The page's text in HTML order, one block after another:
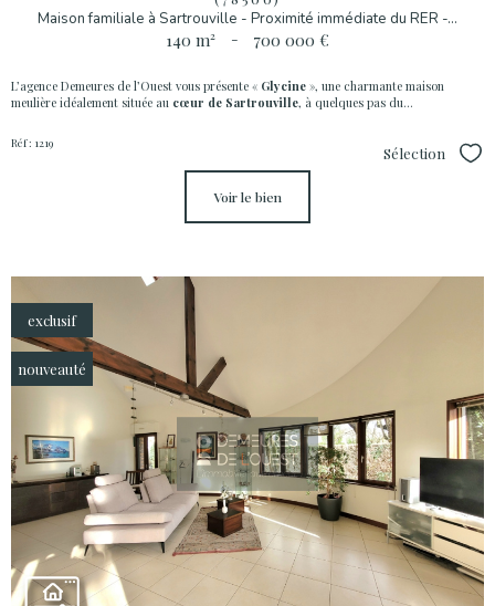
Maison familiale à Sartrouville - Proximité immédiate du RER -...
140 m² - 700 000 €
L’agence Demeures de l’Ouest vous présente « Glycine », une charmante maison
meulière idéalement située au cœur de Sartrouville, à quelques pas du...
Réf : 1219
Sélection
voir le bien
exclusif
nouveauté